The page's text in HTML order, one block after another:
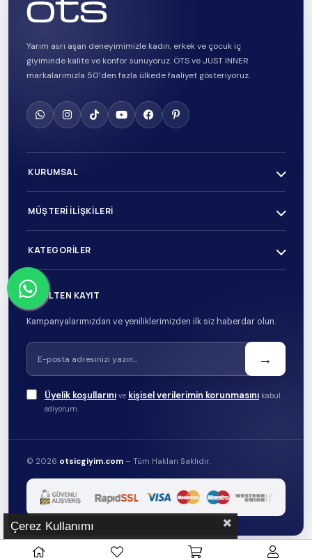
Yarım asrı aşan deneyimimizle kadın, erkek ve çocuk iç
giyiminde kalite ve konfor sunuyoruz. ÖTS ve JUST INNER
markalarımızla 50’den fazla ülkede faaliyet gösteriyoruz.
KURUMSAL
MÜŞTERI İLIŞKILERI
KATEGORILER
E-BÜLTEN KAYIT
Kampanyalarımızdan ve yeniliklerimizden ilk siz haberdar olun.
→
Üyelik koşullarını ve kişisel verilerimin korunmasını kabul
ediyorum.
© 2026 otsicgiyim.com – Tüm Hakları Saklıdır.
Çerez Kullanımı